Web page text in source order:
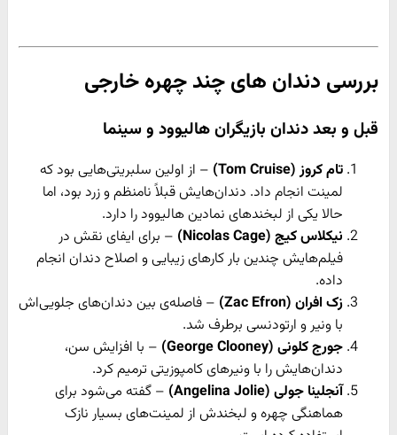
بررسی دندان های چند چهره خارجی
قبل و بعد دندان بازیگران هالیوود و سینما
تام کروز (Tom Cruise)
– از اولین سلبریتی‌هایی بود که
لمینت انجام داد. دندان‌هایش قبلاً نامنظم و زرد بود، اما
حالا یکی از لبخندهای نمادین هالیوود را دارد.
نیکلاس کیج (Nicolas Cage)
– برای ایفای نقش در
فیلم‌هایش چندین بار کارهای زیبایی و اصلاح دندان انجام
داده.
زک افران (Zac Efron)
– فاصله‌ی بین دندان‌های جلویی‌اش
با ونیر و ارتودنسی برطرف شد.
جورج کلونی (George Clooney)
– با افزایش سن،
دندان‌هایش را با ونیرهای کامپوزیتی ترمیم کرد.
آنجلینا جولی (Angelina Jolie)
– گفته می‌شود برای
هماهنگی چهره و لبخندش از لمینت‌های بسیار نازک